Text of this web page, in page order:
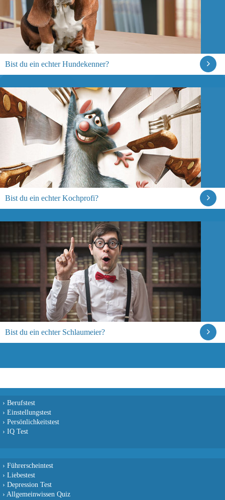
Bist du ein echter Hundekenner?
Bist du ein echter Kochprofi?
Bist du ein echter Schlaumeier?
› Berufstest
› Einstellungstest
› Persönlichkeitstest
› IQ Test
› Führerscheintest
› Liebestest
› Depression Test
› Allgemeinwissen Quiz